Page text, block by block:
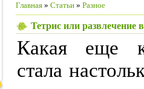
Главная » Статьи » Разное
Тетрис или развлечение
Какая еще
стала